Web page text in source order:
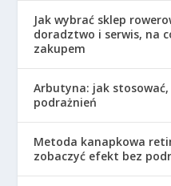
Jak wybrać sklep
doradztwo i serwis, na
zakupem
Arbutyna: jak
podrażnień
Metoda kanapkowa
zobaczyć efekt bez